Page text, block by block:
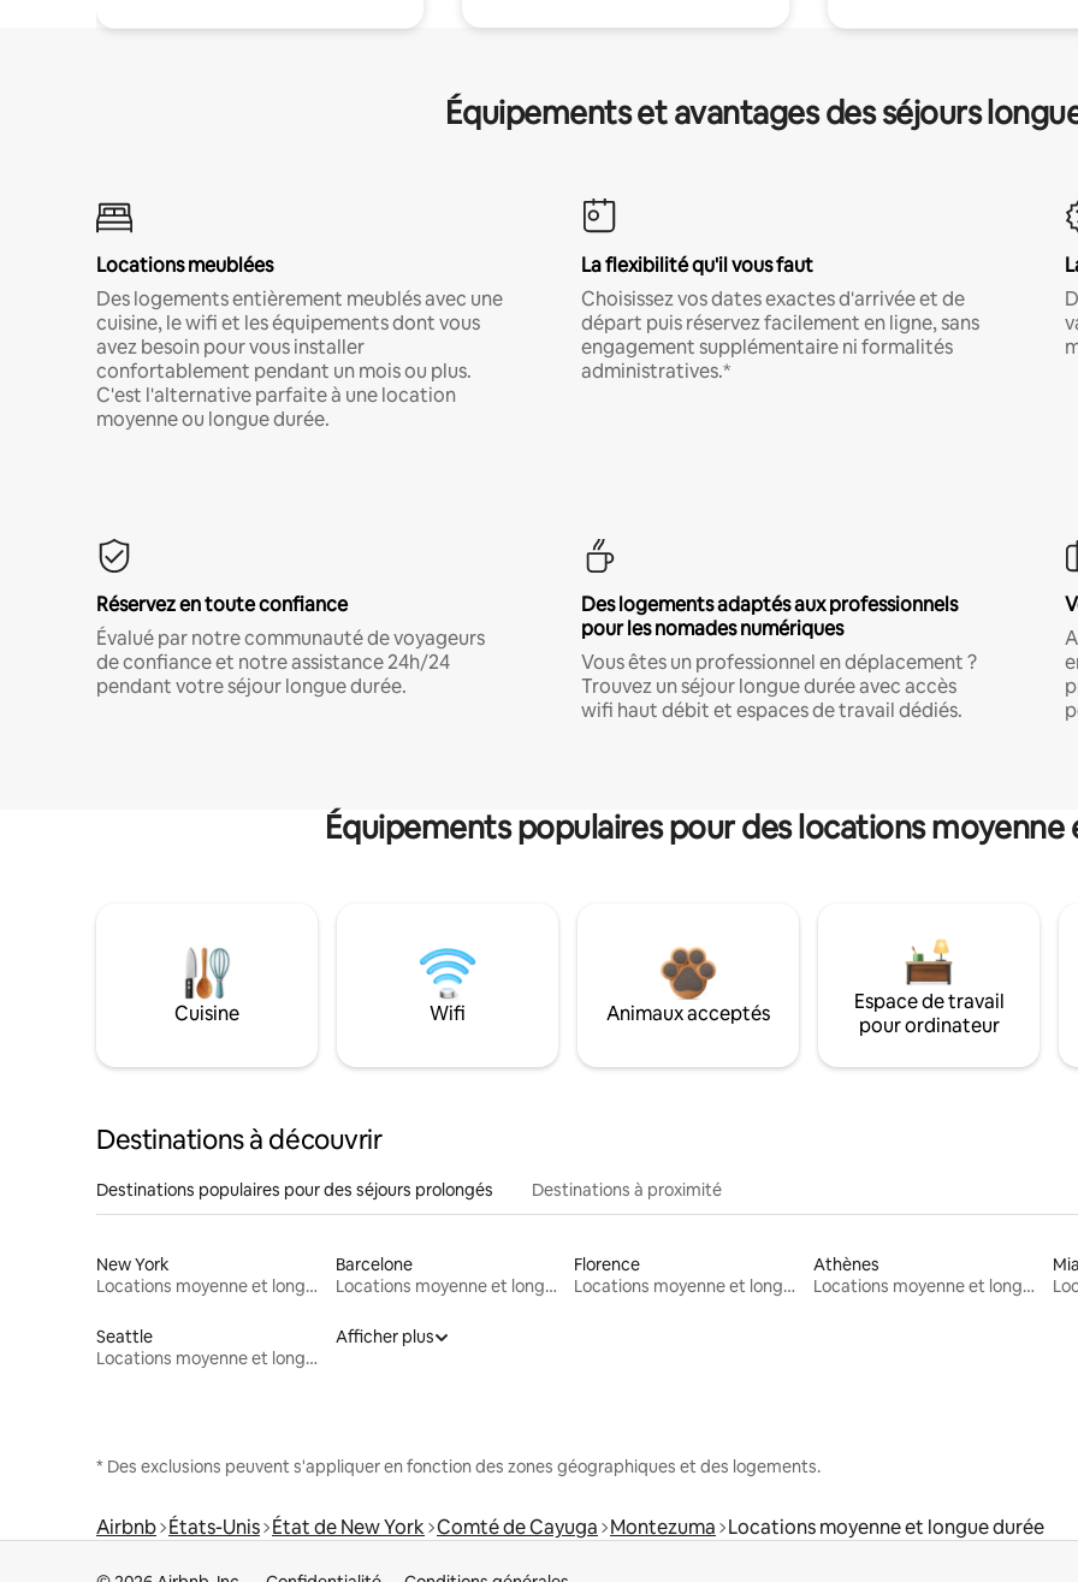
Équipements et avantages des séjours
Locations meublées
Des logements entièrement meublés avec une
cuisine, le wifi et les équipements dont vous
avez besoin pour vous installer
confortablement pendant un mois ou plus.
C'est l'alternative parfaite à une location
moyenne ou longue durée.
La flexibilité qu'il vous faut
Choisissez vos dates exactes d'arrivée et de
départ puis réservez facilement en ligne, sans
engagement supplémentaire ni formalités
administratives.*
Réservez en toute confiance
Évalué par notre communauté de voyageurs
de confiance et notre assistance 24h/24
pendant votre séjour longue durée.
Des logements adaptés aux professionnels
pour les nomades numériques
Vous êtes un professionnel en déplacement ?
Trouvez un séjour longue durée avec accès
wifi haut débit et espaces de travail dédiés.
Équipements populaires pour des locations
Cuisine Wifi Animaux acceptés
Espace de travail
pour ordinateur
Destinations à découvrir
Destinations populaires pour des séjours prolongés Destinations à proximité
New York
Locations moyenne et longue durée
Barcelone
Locations moyenne et longue durée
Florence
Locations moyenne et longue durée
Athènes
Locations moyenne et longue durée
Seattle
Locations moyenne et longue durée
Afficher plus
* Des exclusions peuvent s'appliquer en fonction des zones géographiques et des logements.
Airbnb États-Unis État de New York Comté de Cayuga Montezuma Locations moyenne et longue durée